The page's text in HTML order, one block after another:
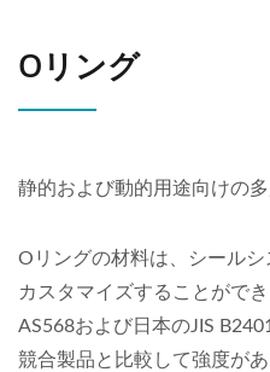
Oリング
静的および動的用途向けの
Oリングの材料は、シール
カスタマイズすることがで
AS568および日本のJIS
競合製品と比較して強度が